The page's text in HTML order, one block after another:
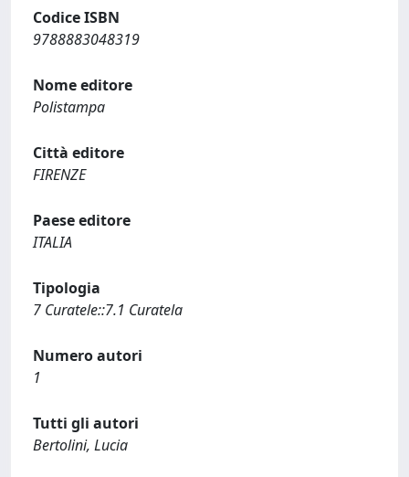
Codice ISBN
9788883048319
Nome editore
Polistampa
Città editore
FIRENZE
Paese editore
ITALIA
Tipologia
7 Curatele::7.1 Curatela
Numero autori
1
Tutti gli autori
Bertolini, Lucia